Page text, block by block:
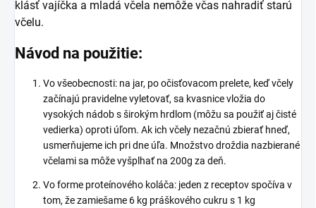
klásť vajíčka a mladá včela nemôže včas nahradiť starú
včelu.
Návod na použitie:
Vo všeobecnosti: na jar, po očisťovacom prelete, keď včely
začínajú pravidelne vyletovať, sa kvasnice vložia do
vysokých nádob s širokým hrdlom (môžu sa použiť aj čisté
vedierka) oproti úľom. Ak ich včely nezačnú zbierať hneď,
usmerňujeme ich pri dne úľa. Množstvo droždia nazbierané
včelami sa môže vyšplhať na 200g za deň.
Vo forme proteínového koláča: jeden z receptov spočíva v
tom, že zamiešame 6 kg práškového cukru s 1 kg